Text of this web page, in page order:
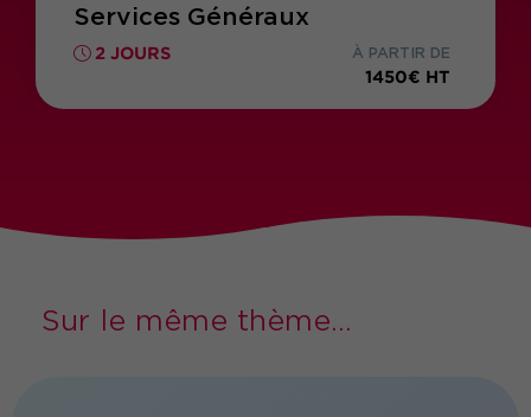
Services Généraux
2 JOURS À PARTIR DE
1450€ HT
Sur le même thème...